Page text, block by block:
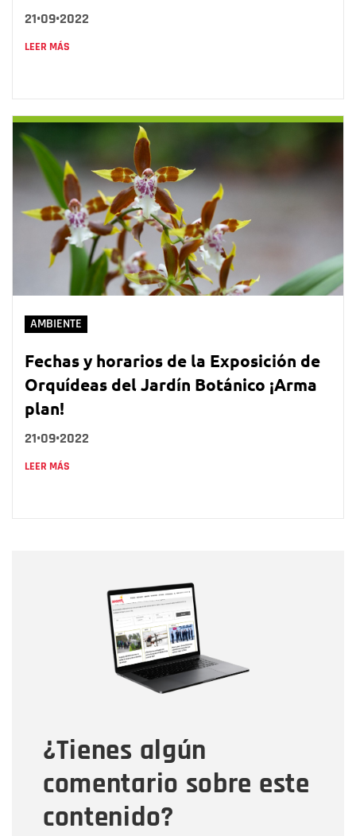
21•09•2022
LEER MÁS
AMBIENTE
Fechas y horarios de la Exposición de
Orquídeas del Jardín Botánico ¡Arma
plan!
21•09•2022
LEER MÁS
¿Tienes algún
comentario sobre este
contenido?
Correo electrónico
Tipo de comentario
Mensaje